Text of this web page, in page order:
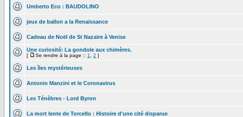
Umberto Eco : BAUDOLINO
jeux de ballon a la Renaissance
Cadeau de Noël de St Nazaire à Venise
Une curiosité: La gondole aux chimères.
[ Se rendre à la page :: 1 2 ]
Les îles mystérieuses
Antonio Manzini et le Coronavirus
Les Ténèbres - Lord Byron
La mort lente de Torcello : Histoire d'une cité disparue